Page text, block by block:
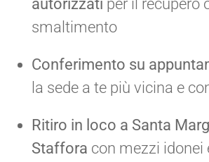
autorizzati per il recupero
smaltimento
Conferimento su
la sede a te più vicina e
Ritiro in loco a Santa
Staffora con mezzi idonei